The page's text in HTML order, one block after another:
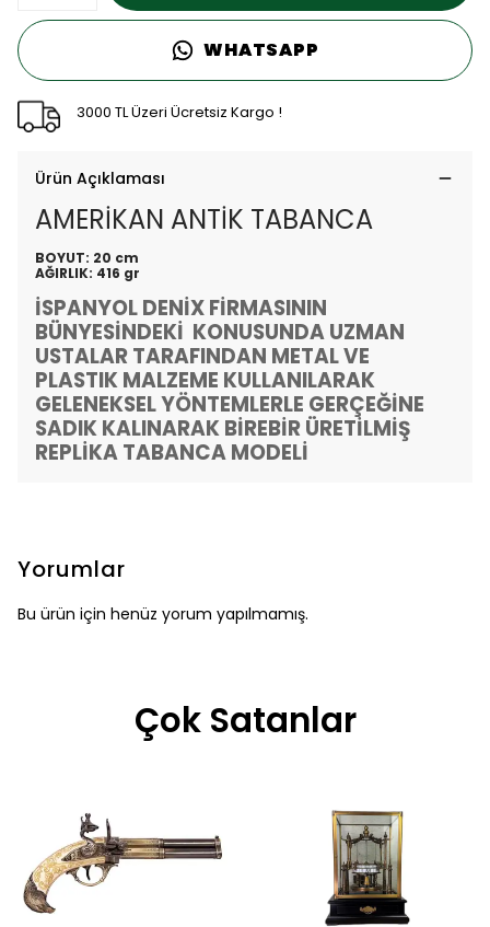
WHATSAPP
3000 TL Üzeri Ücretsiz Kargo !
Ürün Açıklaması
AMERİKAN ANTİK TABANCA
BOYUT: 20 cm
AĞIRLIK: 416 gr
İSPANYOL DENİX FİRMASININ
BÜNYESİNDEKİ KONUSUNDA UZMAN
USTALAR TARAFINDAN METAL VE
PLASTIK MALZEME KULLANILARAK
GELENEKSEL YÖNTEMLERLE GERÇEĞİNE
SADIK KALINARAK BİREBİR ÜRETİLMİŞ
REPLİKA TABANCA MODELİ
Yorumlar
Bu ürün için henüz yorum yapılmamış.
Çok Satanlar